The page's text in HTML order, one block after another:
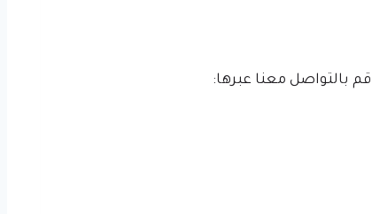
بالتواصل معنا عبرها: